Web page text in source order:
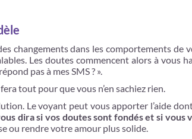
changements dans les comportements de
Les doutes commencent alors à vous
pas à mes SMS ? ».
tout pour que vous n’en sachiez rien.
Le voyant peut vous apporter l’aide
dira si vos doutes sont fondés et si
ou rendre votre amour plus solide.